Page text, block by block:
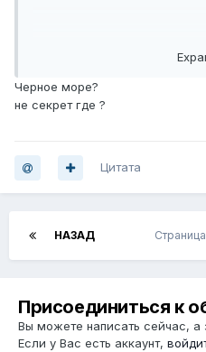
Черное море?
не секрет где ?
Цитата
НАЗАД
Присоединиться к
Вы можете написать сейчас, а
Если у Вас есть аккаунт,